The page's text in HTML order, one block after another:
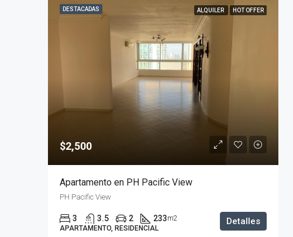
DESTACADAS ALQUILER HOT OFFER
$2,500
Apartamento en PH Pacific View
PH Pacific View
3 3.5 2 233m2
APARTAMENTO, RESIDENCIAL
Detalles